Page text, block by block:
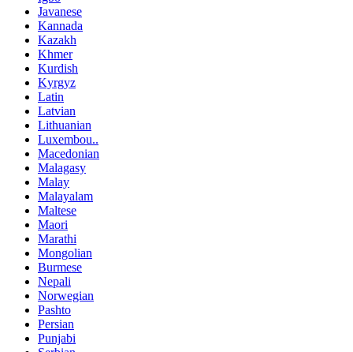
Javanese
Kannada
Kazakh
Khmer
Kurdish
Kyrgyz
Latin
Latvian
Lithuanian
Luxembou..
Macedonian
Malagasy
Malay
Malayalam
Maltese
Maori
Marathi
Mongolian
Burmese
Nepali
Norwegian
Pashto
Persian
Punjabi